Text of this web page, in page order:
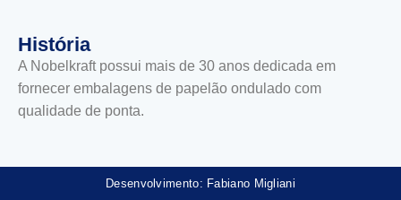
História
A Nobelkraft possui mais de 30 anos dedicada em
fornecer embalagens de papelão ondulado com
qualidade de ponta.
Desenvolvimento: Fabiano Migliani